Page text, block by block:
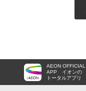
AEON OFFICIAL
APP
イオンの
トータルアプリ